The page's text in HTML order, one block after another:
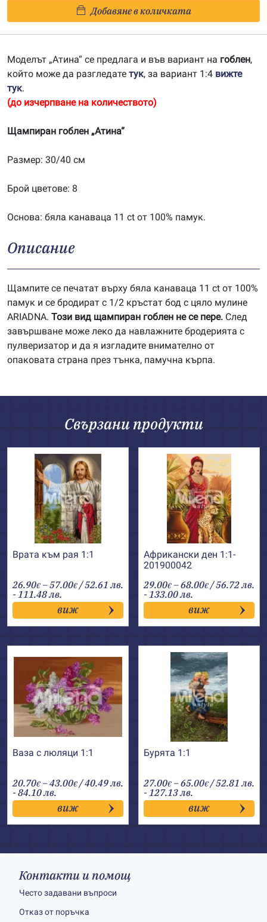
–
щампа
Добавяне в количката
Моделът „Атина“ се предлага и във вариант на гоблен,
който може да разгледате тук, за вариант 1:4 вижте
тук.
(до изчерпване на количеството)
Щампиран гоблен „Атина“
Размер: 30/40 см
Брой цветове: 8
Основа: бяла канаваца 11 ct от 100% памук.
Описание
Щампите се печатат върху бяла канаваца 11 ct от 100%
памук и се бродират с 1/2 кръстат бод с цяло мулине
ARIADNA. Този вид щампиран гоблен не се пере. След
завършване може леко да навлажните бродерията с
пулверизатор и да я изгладите внимателно от
опаковата страна през тънка, памучна кърпа.
Свързани продукти
Врата към рая 1:1
26.90€ –57.00€Price
range:
26.90€
through
57.00€
/ 52.61 лв.
- 111.48 лв.
виж
Африкански ден 1:1-
201900042
29.00€ –68.00€Price
range:
29.00€
through
68.00€
/ 56.72 лв.
- 133.00 лв.
виж
Ваза с люляци 1:1
20.70€ –43.00€Price
range:
20.70€
through
43.00€
/ 40.49 лв.
- 84.10 лв.
виж
Бурята 1:1
27.00€ –65.00€Price
range:
27.00€
through
65.00€
/ 52.81 лв.
- 127.13 лв.
виж
Контакти и помощ
Често задавани въпроси
Отказ от поръчка